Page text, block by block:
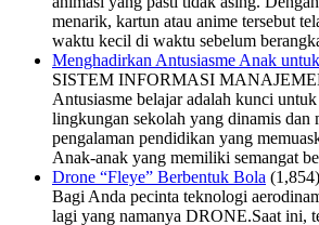
menarik, kartun atau anime tersebut
waktu kecil di waktu sebelum
Menghadirkan Antusiasme Anak
SISTEM INFORMASI
Antusiasme belajar adalah kunci
lingkungan sekolah yang dinamis dan
pengalaman pendidikan yang
Anak-anak yang memiliki semangat
Drone “Fleye” Berbentuk Bola (1,854)
Bagi Anda pecinta teknologi
lagi yang namanya DRONE.Saat ini,